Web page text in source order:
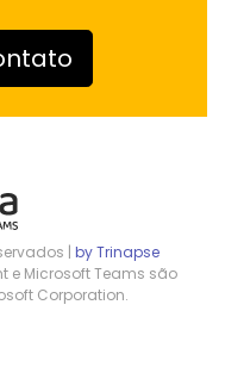
| by Trinapse
e Microsoft Teams são
Corporation.